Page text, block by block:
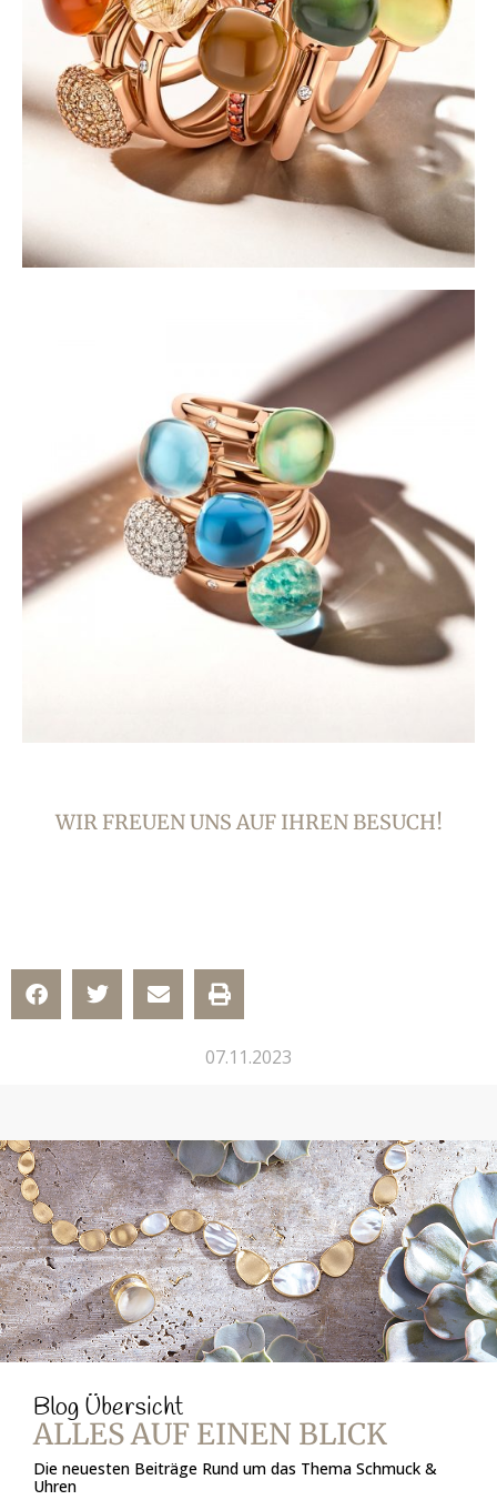
WIR FREUEN UNS AUF IHREN BESUCH!
07.11.2023
Blog Übersicht
ALLES AUF EINEN BLICK
Die neuesten Beiträge Rund um das Thema Schmuck &
Uhren